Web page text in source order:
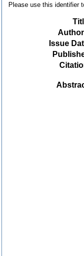
Please use this identifier
Issue